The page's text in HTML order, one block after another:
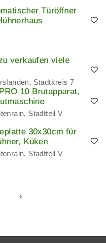
Türöffner
verkaufen viele
Stadtkreis 7
10 Brutapparat,
Stadtteil V
30x30cm für
Küken
Stadtteil V
›